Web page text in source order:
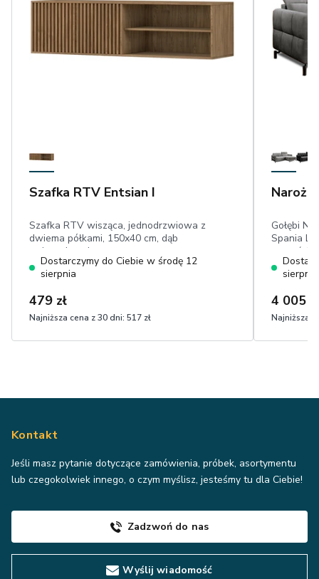
Szafka RTV Entsian I
Szafka RTV wisząca, jednodrzwiowa z
dwiema półkami, 150x40 cm, dąb
artisan, lamele
Dostarczymy do Ciebie w środę 12
sierpnia
479 zł
Najniższa cena z 30 dni: 517 zł
Gołębi
Spania
na
sierpnia
4 005
Najniższa
Kontakt
Jeśli masz pytanie dotyczące zamówienia, próbek, asortymentu
lub czegokolwiek innego, o czym myślisz, jesteśmy tu dla Ciebie!
Zadzwoń do nas
Wyślij wiadomość